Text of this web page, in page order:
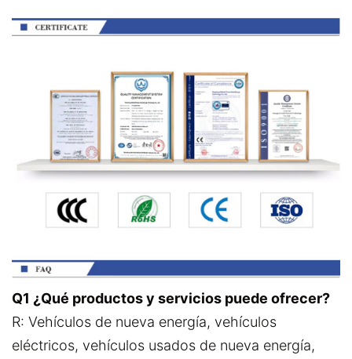
Q1 ¿Qué productos y servicios puede ofrecer?
R: Vehículos de nueva energía, vehículos
eléctricos, vehículos usados de nueva energía,